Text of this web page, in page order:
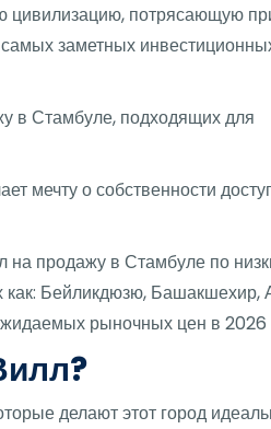
цивилизацию, потрясающую
заметных
в Стамбуле, подходящих для
мечту о собственности
на продажу в Стамбуле по
как: Бейликдюзю,
рыночных цен в 2026
делают этот город